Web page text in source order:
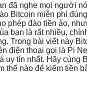
đã nghe mọi người
Bitcoin miễn phí
phép đào tiền ảo,
bạn là rất nhiều,
Trong bài viết này
điện thoại gọi là Pi
uy tín nhất. Hãy cùng
thế nào để kiếm tiền